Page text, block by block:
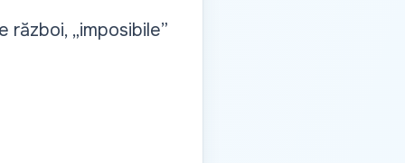
război, „imposibile”